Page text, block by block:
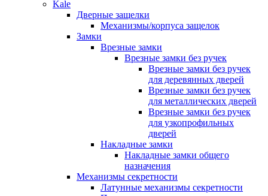
Kale
Дверные защелки
Механизмы/корпуса защелок
Замки
Врезные замки
Врезные замки без ручек
Врезные замки без ручек
для деревянных дверей
Врезные замки без ручек
для металлических дверей
Врезные замки без ручек
для узкопрофильных
дверей
Накладные замки
Накладные замки общего
назначения
Механизмы секретности
Латунные механизмы секретности